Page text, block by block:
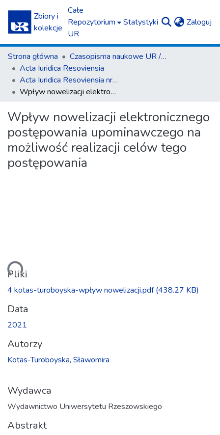
Zbiory i
kolekcje
Całe
Repozytorium
UR
Statystyki Zaloguj
Strona główna
Czasopisma naukowe UR / Scientific Journals
Acta Iuridica Resoviensia
Acta Iuridica Resoviensia nr 1 (32) 2021
Wpływ nowelizacji elektronicznego postępowania upominawczego na możliwość realizacji celów tego postępowania
Wpływ nowelizacji elektronicznego
postępowania upominawczego na
możliwość realizacji celów tego
postępowania
Pliki
4 kotas-turoboyska-wpływ nowelizacji.pdf(438.27 KB)
Data
2021
Autorzy
Kotas-Turoboyska, Sławomira
Wydawca
Wydawnictwo Uniwersytetu Rzeszowskiego
Abstrakt